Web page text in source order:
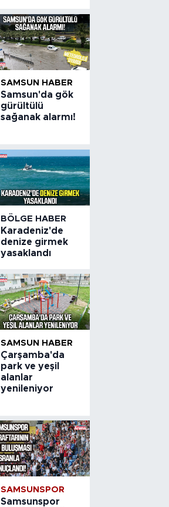
SAMSUN HABER
Samsun'da gök
gürültülü
sağanak alarmı!
BÖLGE HABER
Karadeniz'de
denize girmek
yasaklandı
SAMSUN HABER
Çarşamba'da
park ve yeşil
alanlar
yenileniyor
SAMSUNSPOR
Samsunspor